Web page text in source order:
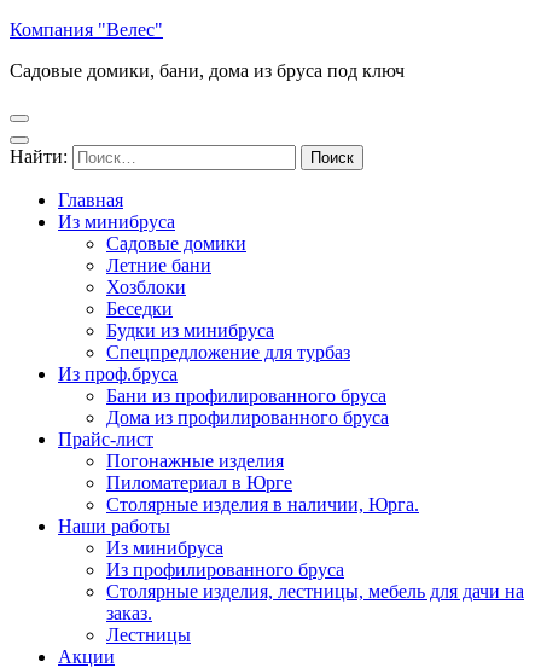
Компания "Велес"
Садовые домики, бани, дома из бруса под ключ
Найти:
Главная
Из минибруса
Садовые домики
Летние бани
Хозблоки
Беседки
Будки из минибруса
Спецпредложение для турбаз
Из проф.бруса
Бани из профилированного бруса
Дома из профилированного бруса
Прайс-лист
Погонажные изделия
Пиломатериал в Юрге
Столярные изделия в наличии, Юрга.
Наши работы
Из минибруса
Из профилированного бруса
Столярные изделия, лестницы, мебель для дачи на
заказ.
Лестницы
Акции